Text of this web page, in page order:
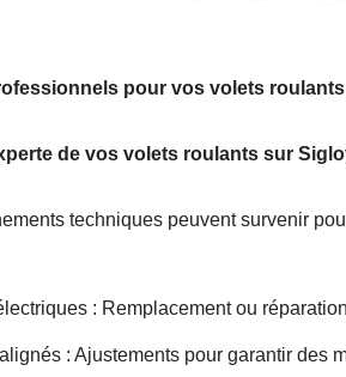
pour vos volets
de vos volets roulants sur
techniques peuvent survenir
: Remplacement ou
: Ajustements pour garantir des